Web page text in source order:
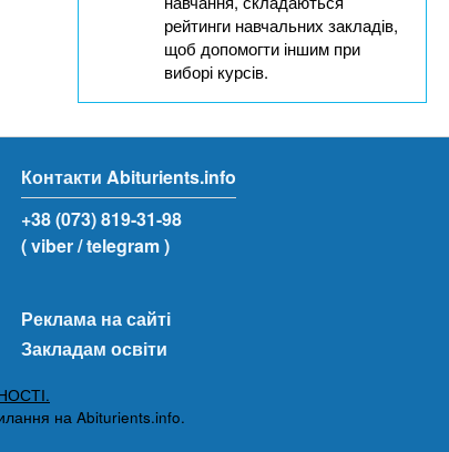
рейтинги навчальних закладів,
щоб допомогти іншим при
виборі курсів.
Контакти Abiturients.info
+38 (073) 819-31-98
( viber/ telegram )
Реклама на сайті
Закладам освіти
на Abiturients.info.